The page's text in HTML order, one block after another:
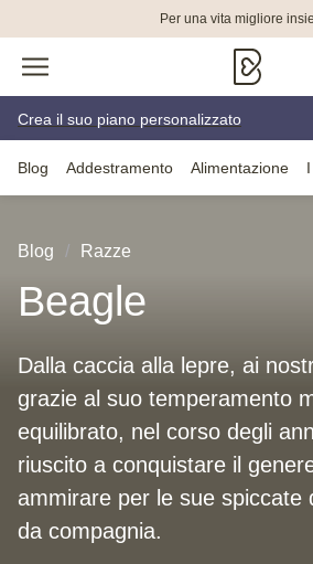
Per una vita migliore
Crea il suo piano personalizzato
Blog Addestramento Alimentazione
Blog Razze
Beagle
Dalla caccia alla lepre, ai
grazie al suo temperamento
equilibrato, nel corso degli
riuscito a conquistare il
ammirare per le sue spiccate
da compagnia.